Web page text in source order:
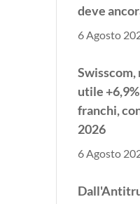
deve
6 Agosto
Swisscom,
utile
franchi,
2026
6 Agosto